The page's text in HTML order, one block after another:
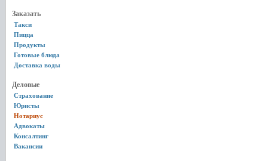
Заказать
Такси
Пицца
Продукты
Готовые блюда
Доставка воды
Деловые
Страхование
Юристы
Нотариус
Адвокаты
Консалтинг
Вакансии